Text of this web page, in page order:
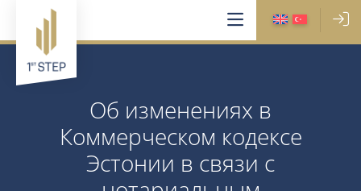
Об изменениях в
Коммерческом кодексе
Эстонии в связи с